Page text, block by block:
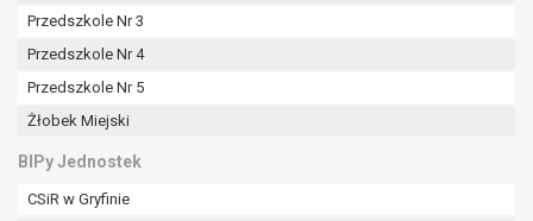
Przedszkole Nr 3
Przedszkole Nr 4
Przedszkole Nr 5
Żłobek Miejski
BIPy Jednostek
CSiR w Gryfinie